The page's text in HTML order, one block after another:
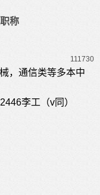
称
111730
，通信类等多本中
李工（v同）